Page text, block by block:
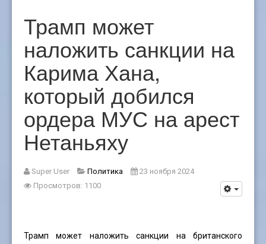
Трамп может
наложить санкции на
Карима Хана,
который добился
ордера МУС на арест
Нетаньяху
Super User Политика
23 ноября 2024
Просмотров: 1100
Трамп может наложить санкции на британского